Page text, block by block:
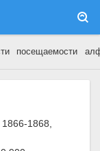
посещаемости
1868,